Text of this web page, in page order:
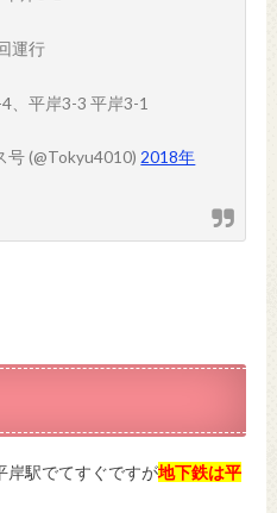
運行
、平岸3-3 平岸3-1
(@Tokyu4010) 2018年
岸駅でてすぐですが地下鉄は平